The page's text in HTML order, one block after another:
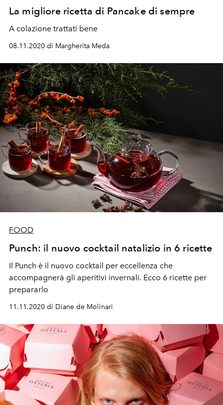
La migliore ricetta di Pancake di sempre
A colazione trattati bene
08.11.2020 di Margherita Meda
FOOD
Punch: il nuovo cocktail natalizio in 6 ricette
Il Punch è il nuovo cocktail per eccellenza che
accompagnerà gli aperitivi invernali. Ecco 6 ricette per
prepararlo
11.11.2020 di Diane de Molinari